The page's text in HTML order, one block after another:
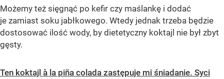
Możemy też sięgnąć po kefir czy maślankę i dodać
je zamiast soku jabłkowego. Wtedy jednak trzeba będzie
dostosować ilość wody, by dietetyczny koktajl nie był zbyt
gęsty.
Ten koktajl à la piña colada zastępuje mi śniadanie. Syci